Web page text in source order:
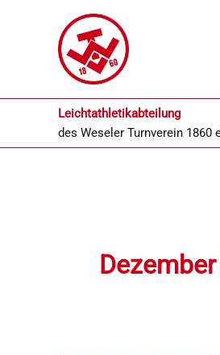
Leichtathletikabteilung
des Weseler Turnverein 1860